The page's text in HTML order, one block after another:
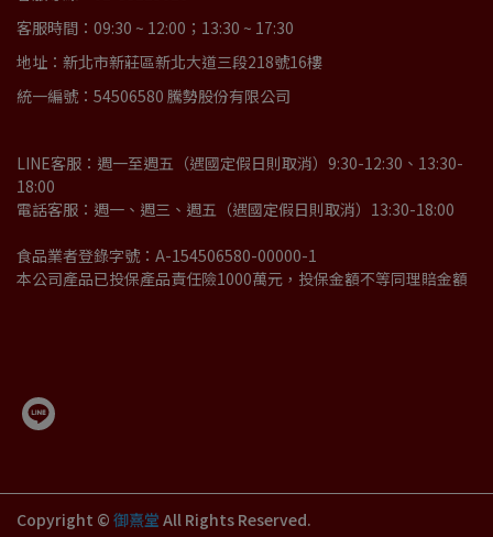
客服時間：09:30 ~ 12:00；13:30 ~ 17:30
地址：新北市新莊區新北大道三段218號16樓
統一編號：54506580 騰勢股份有限公司
LINE客服：週一至週五（遇國定假日則取消）9:30-12:30、13:30-
18:00
電話客服：週一、週三、週五（遇國定假日則取消）13:30-18:00
食品業者登錄字號：A-154506580-00000-1
本公司產品已投保產品責任險1000萬元，投保金額不等同理賠金額
Copyright © 御熹堂 All Rights Reserved.